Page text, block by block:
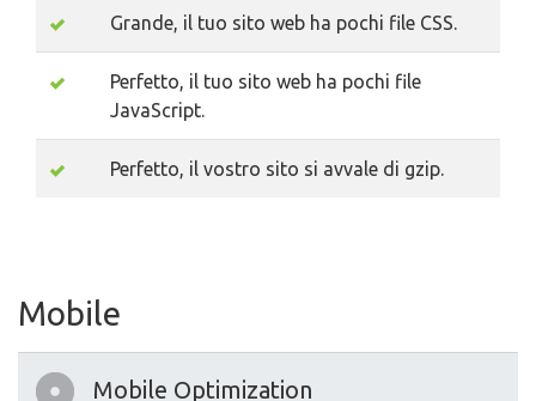
Grande, il tuo sito web ha pochi file CSS.
Perfetto, il tuo sito web ha pochi file
JavaScript.
Perfetto, il vostro sito si avvale di gzip.
Mobile
Mobile Optimization